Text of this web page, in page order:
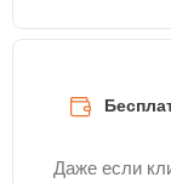
Даже если